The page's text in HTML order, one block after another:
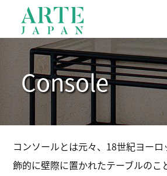
Console
コンソールとは元々、18世紀ヨー
飾的に壁際に置かれたテーブルのこ